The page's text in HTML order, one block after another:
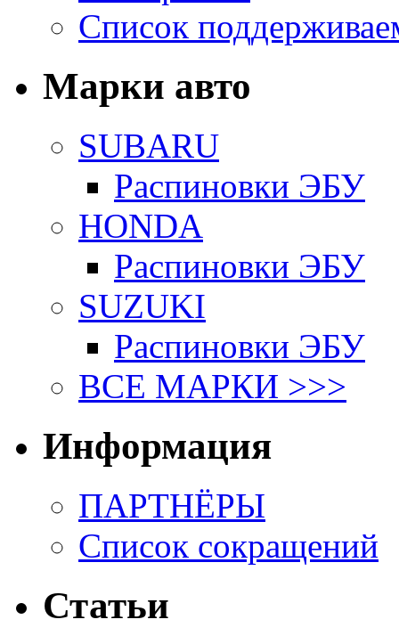
Список
Марки авто
SUBARU
Распиновки ЭБУ
HONDA
Распиновки ЭБУ
SUZUKI
Распиновки ЭБУ
ВСЕ МАРКИ >>>
Информация
ПАРТНЁРЫ
Список сокращений
Статьи